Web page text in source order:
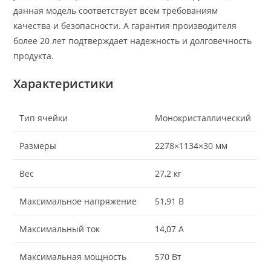
данная модель соответствует всем требованиям
качества и безопасности. А гарантия производителя
более 20 лет подтверждает надежность и долговечность
продукта.
Характеристики
Тип ячейки Монокристаллический
Размеры 2278×1134×30 мм
Вес 27,2 кг
Максимальное напряжение 51,91 В
Максимальный ток 14,07 А
Максимальная мощность 570 Вт